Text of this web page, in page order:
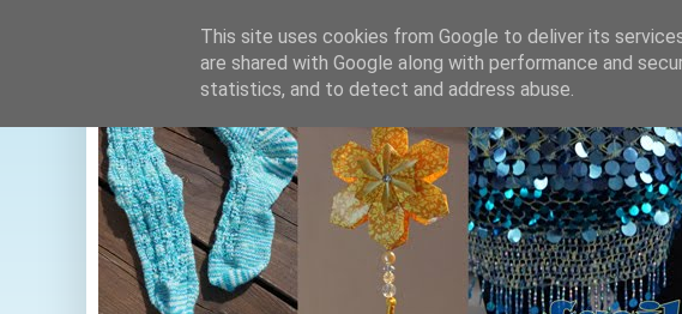
This site uses cookies from Google to deliver its
are shared with Google along with performance and
statistics, and to detect and address abuse.